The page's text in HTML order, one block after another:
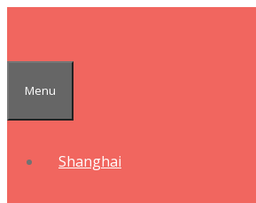
Menu
Shanghai